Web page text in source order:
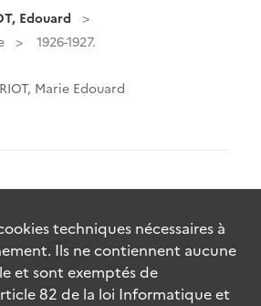
Edouard
1926-1927.
Marie Edouard
techniques nécessaires à
Ils ne contiennent aucune
et sont exemptés de
82 de la loi Informatique et